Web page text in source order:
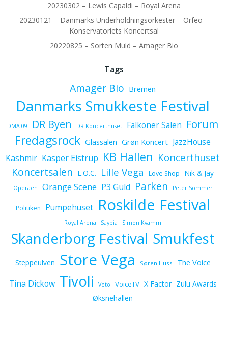
20230302 – Lewis Capaldi – Royal Arena
20230121 – Danmarks Underholdningsorkester – Orfeo –
Konservatoriets Koncertsal
20220825 – Sorten Muld – Amager Bio
Tags
Amager Bio Bremen
Danmarks Smukkeste Festival
DMA 09 DR Byen DR Koncerthuset Falkoner Salen Forum
Fredagsrock Glassalen Grøn Koncert JazzHouse
Kashmir Kasper Eistrup KB Hallen Koncerthuset
Koncertsalen L.O.C. Lille Vega Love Shop Nik & Jay
Operaen Orange Scene P3 Guld Parken Peter Sommer
Politiken Pumpehuset Roskilde Festival
Royal Arena Saybia Simon Kvamm
Skanderborg Festival Smukfest
Steppeulven Store Vega Søren Huss The Voice
Tina Dickow Tivoli Veto VoiceTV X Factor Zulu Awards
Øksnehallen